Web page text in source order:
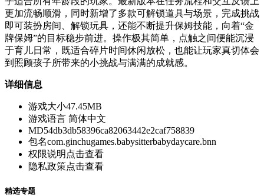
更加流畅顺滑，同时新增了多款可解锁道具与场景，完成挑战
即可装扮房间、解锁玩具，还能不断提升保姆技能，向着“金
牌保姆”的目标稳步前进。操作极其简单，点触之间便能沉浸
于育儿日常，既适合碎片时间休闲放松，也能让玩家真切体会
到照顾孩子所带来的小挑战与满满的成就感。
详细信息
游戏大小47.45MB
游戏语言 简体中文
MD54db3db58396ca82063442e2caf758839
包名com.ginchugames.babysitterbabydaycare.bnn
权限说明 点击查看
隐私政策点击查看
精选专题